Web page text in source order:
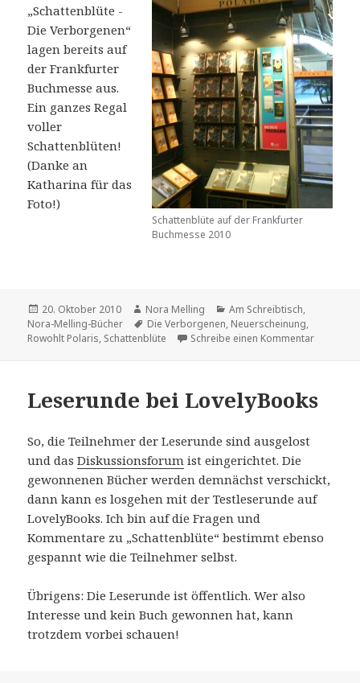
Schattenblüte auf der Frankfurter
Buchmesse 2010
„Schattenblüte -
Die Verborgenen“
lagen bereits auf
der Frankfurter
Buchmesse aus.
Ein ganzes Regal
voller
Schattenblüten!
(Danke an
Katharina für das
Foto!)
Veröffentlicht
am
20. Oktober 2010 Autor
Nora Melling Kategorien
Am Schreibtisch,
Nora-Melling-Bücher
Schlagwörter
Die Verborgenen, Neuerscheinung,
Rowohlt Polaris, Schattenblüte Schreibe einen Kommentarzu
Leserunde bei LovelyBooks
So, die Teilnehmer der Leserunde sind ausgelost
und dasDiskussionsforum ist eingerichtet. Die
gewonnenen Bücher werden demnächst verschickt,
dann kann es losgehen mit der Testleserunde auf
LovelyBooks. Ich bin auf die Fragen und
Kommentare zu „Schattenblüte“ bestimmt ebenso
gespannt wie die Teilnehmer selbst.
Übrigens: Die Leserunde ist öffentlich. Wer also
Interesse und kein Buch gewonnen hat, kann
trotzdem vorbei schauen!